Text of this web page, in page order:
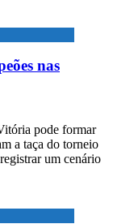
nas
pode formar
a taça do torneio
um cenário